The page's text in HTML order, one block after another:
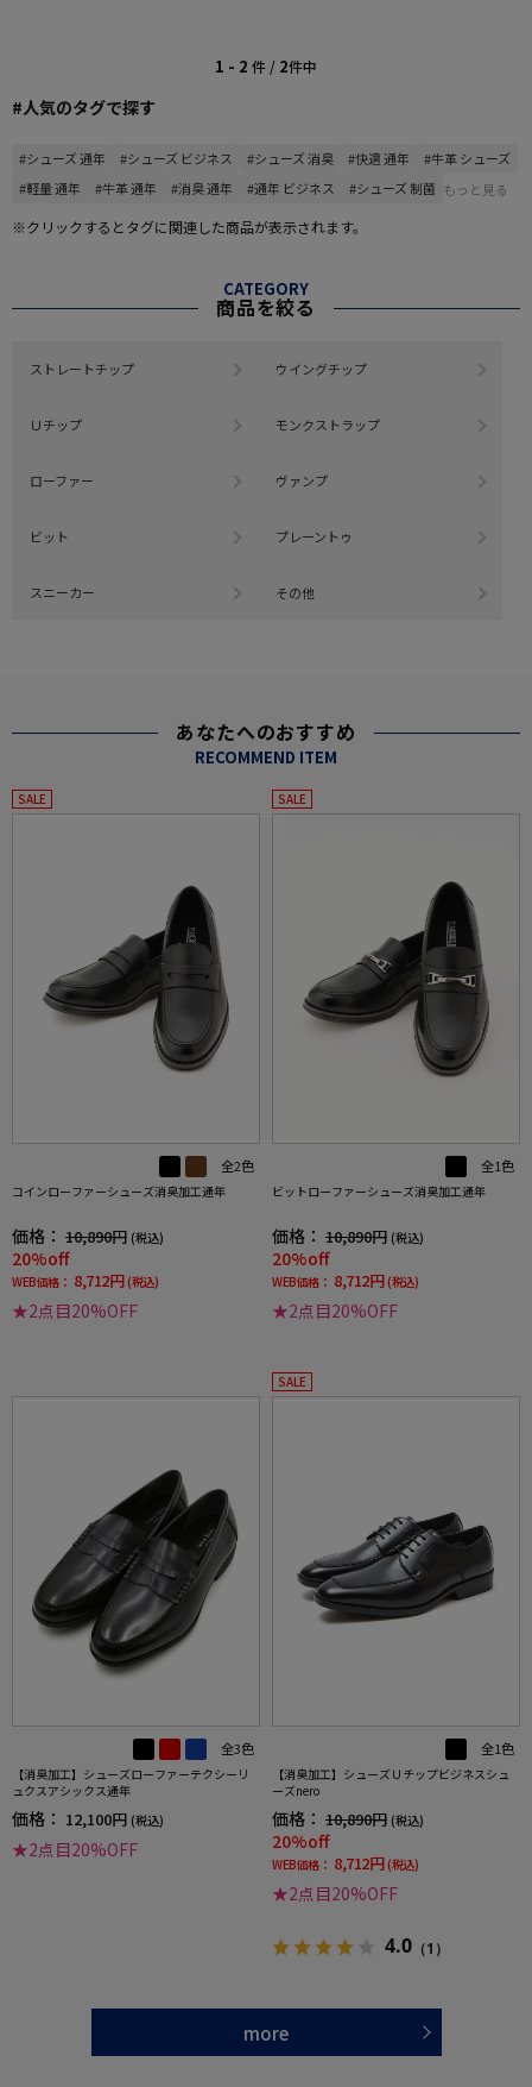
1 - 2 件 / 2件中
#人気のタグで探す
#シューズ 通年 #シューズ ビジネス #シューズ 消臭 #快適 通年
#牛革 シューズ
#軽量 通年
#牛革 通年 #消臭 通年 #通年 ビジネス #シューズ 制菌 もっと見る
※クリックするとタグに関連した商品が表示されます。
CATEGORY
商品を絞る
ストレートチップ ウイングチップ
Ｕチップ モンクストラップ
ローファー ヴァンプ
ビット プレーントゥ
スニーカー その他
あなたへのおすすめ
RECOMMEND ITEM
SALE
全2色
コインローファーシューズ消臭加工通年
価格： 10,890円 (税込)
20%off
WEB価格： 8,712円 (税込)
★2点目20%OFF
SALE
全1色
ビットローファーシューズ消臭加工通年
価格： 10,890円 (税込)
20%off
WEB価格： 8,712円 (税込)
★2点目20%OFF
全3色
【消臭加工】シューズローファーテクシーリ
ュクスアシックス通年
価格： 12,100円 (税込)
★2点目20%OFF
SALE
全1色
【消臭加工】シューズＵチップビジネスシュ
ーズnero
価格： 10,890円 (税込)
20%off
WEB価格： 8,712円 (税込)
★2点目20%OFF
4.0 （1）
more